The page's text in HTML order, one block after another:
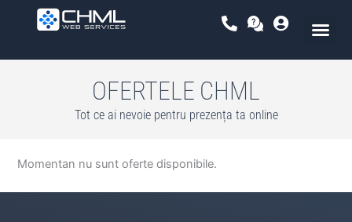
OFERTELE CHML
Tot ce ai nevoie pentru prezența ta online
Momentan nu sunt oferte disponibile.